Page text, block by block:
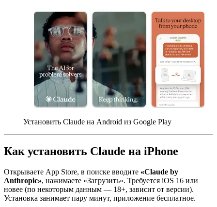
Установить Claude на Android из Google Play
Как установить Claude на iPhone
Открываете App Store, в поиске вводите «Claude by
Anthropic», нажимаете «Загрузить». Требуется iOS 16 или
новее (по некоторым данным — 18+, зависит от версии).
Установка занимает пару минут, приложение бесплатное.